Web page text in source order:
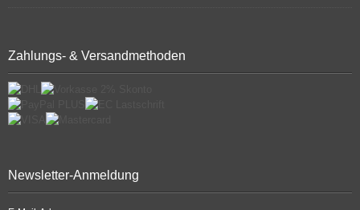
Zahlungs- & Versandmethoden
Newsletter-Anmeldung